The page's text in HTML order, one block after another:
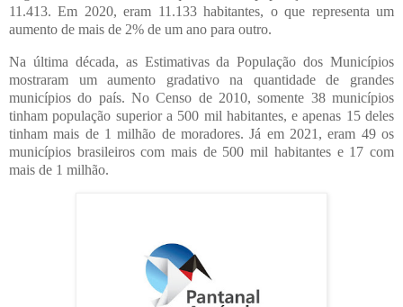
11.413. Em 2020, eram 11.133 habitantes, o que representa um
aumento de mais de 2% de um ano para outro.
Na última década, as Estimativas da População dos Municípios
mostraram um aumento gradativo na quantidade de grandes
municípios do país. No Censo de 2010, somente 38 municípios
tinham população superior a 500 mil habitantes, e apenas 15 deles
tinham mais de 1 milhão de moradores. Já em 2021, eram 49 os
municípios brasileiros com mais de 500 mil habitantes e 17 com
mais de 1 milhão.